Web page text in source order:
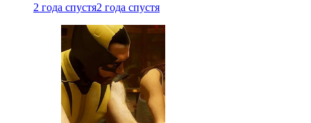
2 года спустя2 года спустя